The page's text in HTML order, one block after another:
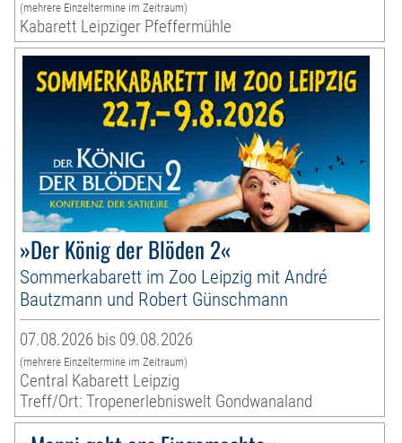
(mehrere Einzeltermine im Zeitraum)
Kabarett Leipziger Pfeffermühle
»Der König der Blöden 2«
Sommerkabarett im Zoo Leipzig mit André
Bautzmann und Robert Günschmann
07.08.2026 bis 09.08.2026
(mehrere Einzeltermine im Zeitraum)
Central Kabarett Leipzig
Treff/Ort: Tropenerlebniswelt Gondwanaland